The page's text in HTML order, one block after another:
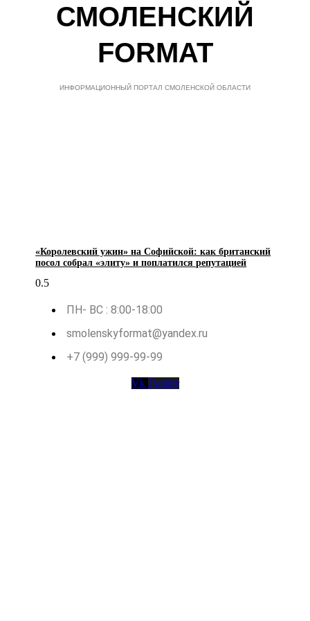
СМОЛЕНСКИЙ
FORMAT
ИНФОРМАЦИОННЫЙ ПОРТАЛ СМОЛЕНСКОЙ ОБЛАСТИ
«Королевский ужин» на Софийской: как британский
посол собрал «элиту» и поплатился репутацией
ПН- ВС : 8:00-18:00
smolenskyformat@yandex.ru
+7 (999) 999-99-99
Vk Twitter